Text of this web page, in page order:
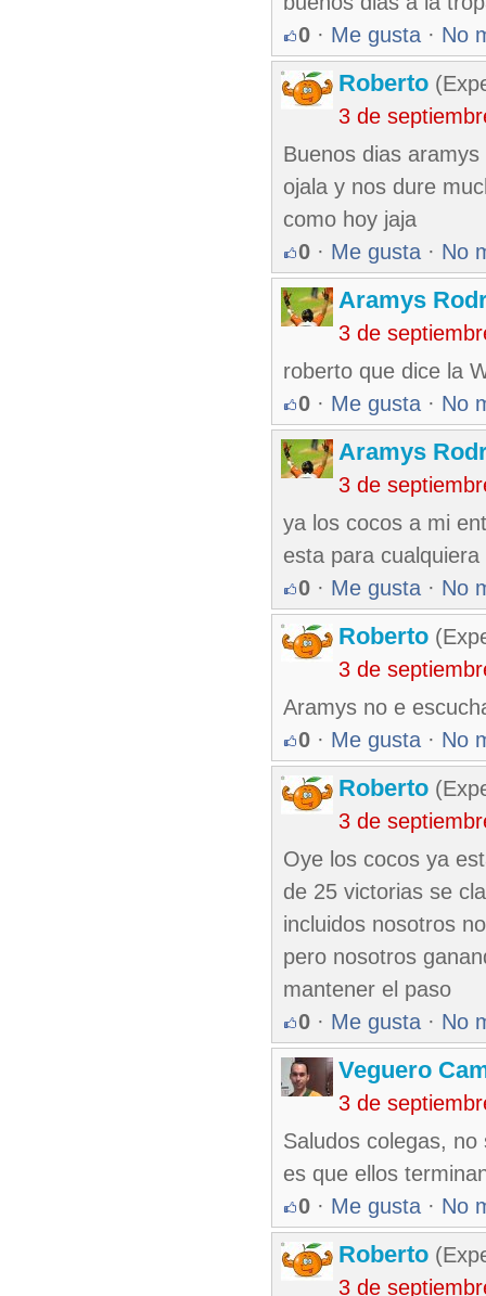
0 · Me gusta · No
Roberto
3 de
Buenos dias
ojala y nos dure
como hoy jaja
0 · Me gusta · No
Aramys
3 de
roberto que dice la
0 · Me gusta · No
Aramys
3 de
ya los cocos a mi
esta para
0 · Me gusta · No
Roberto
3 de
Aramys no e
0 · Me gusta · No
Roberto
3 de
Oye los cocos ya
de 25 victorias se
incluidos nosotros
pero nosotros
mantener el paso
0 · Me gusta · No
Veguero
3 de
Saludos colegas,
es que ellos
0 · Me gusta · No
Roberto
3 de